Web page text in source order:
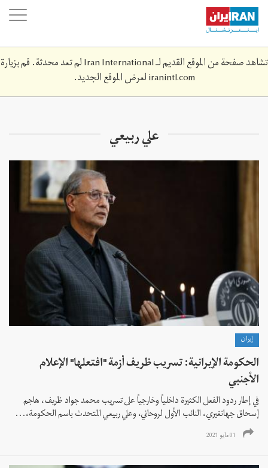
Skip
main
content
تشاهد صفحة من الموقع القديم لـ Iran International لم تعد محدثة. قم بزيارة
iranintl.comلعرض الموقع الجديد.
علي ربيعي
إيران
الحكومة الإيرانية: تسريب ظريف أزمة "افتعلها" الإعلام
الأجنبي
في إطار ردود الفعل الكثيرة داخلياً وخارجياً على تسريب محمد جواد ظريف، هاجم
إسحاق جهانغيري، النائب الأول لروحاني، وعلي ربيعي المتحدث باسم الحكومة،...
01 مايو 2021